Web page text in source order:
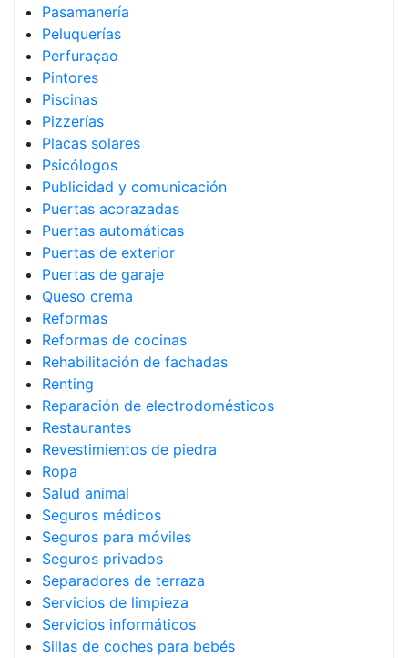
Pasamanería
Peluquerías
Perfuraçao
Pintores
Piscinas
Pizzerías
Placas solares
Psicólogos
Publicidad y comunicación
Puertas acorazadas
Puertas automáticas
Puertas de exterior
Puertas de garaje
Queso crema
Reformas
Reformas de cocinas
Rehabilitación de fachadas
Renting
Reparación de electrodomésticos
Restaurantes
Revestimientos de piedra
Ropa
Salud animal
Seguros médicos
Seguros para móviles
Seguros privados
Separadores de terraza
Servicios de limpieza
Servicios informáticos
Sillas de coches para bebés